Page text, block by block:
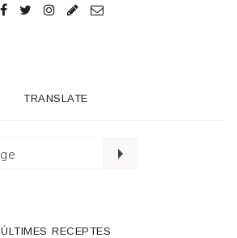
TRANSLATE
ÚLTIMES RECEPTES